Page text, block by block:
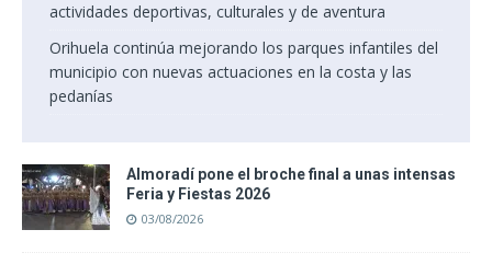
actividades deportivas, culturales y de aventura
Orihuela continúa mejorando los parques infantiles del
municipio con nuevas actuaciones en la costa y las
pedanías
Almoradí pone el broche final a unas intensas
Feria y Fiestas 2026
03/08/2026